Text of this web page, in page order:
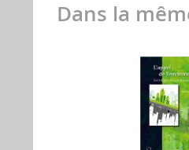
Dans la